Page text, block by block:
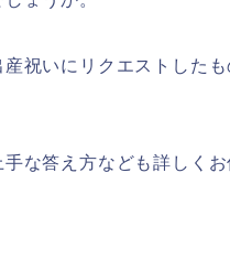
祝いにリクエストした
な答え方なども詳しく